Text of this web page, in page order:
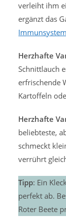
verleiht ihm
ergänzt das
Immunsystem
Herzhafte
Schnittlauch
erfrischende
Kartoffeln
Herzhafte
beliebteste,
schmeckt
verrührt
Tipp: Ein
perfekt ab.
Roter Beete